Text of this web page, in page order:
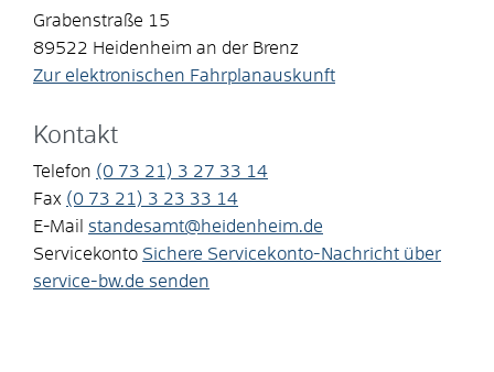
Grabenstraße 15
89522 Heidenheim an der Brenz
Zur elektronischen Fahrplanauskunft
Kontakt
Telefon (0 73 21) 3 27 33 14
Fax (0 73 21) 3 23 33 14
E-Mail standesamt@heidenheim.de
Servicekonto Sichere Servicekonto-Nachricht über
service-bw.de senden